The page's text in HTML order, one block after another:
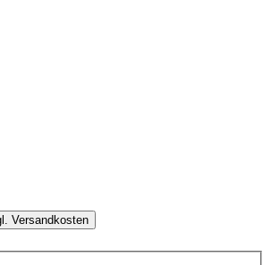
Versandkosten